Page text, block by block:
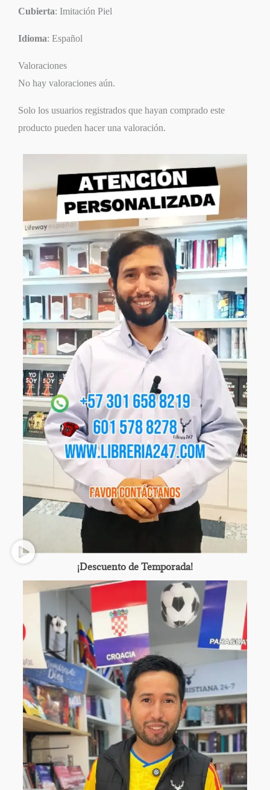
Cubierta: Imitación Piel
Idioma: Español
Valoraciones
No hay valoraciones aún.
Solo los usuarios registrados que hayan comprado este
producto pueden hacer una valoración.
¡Descuento de Temporada!